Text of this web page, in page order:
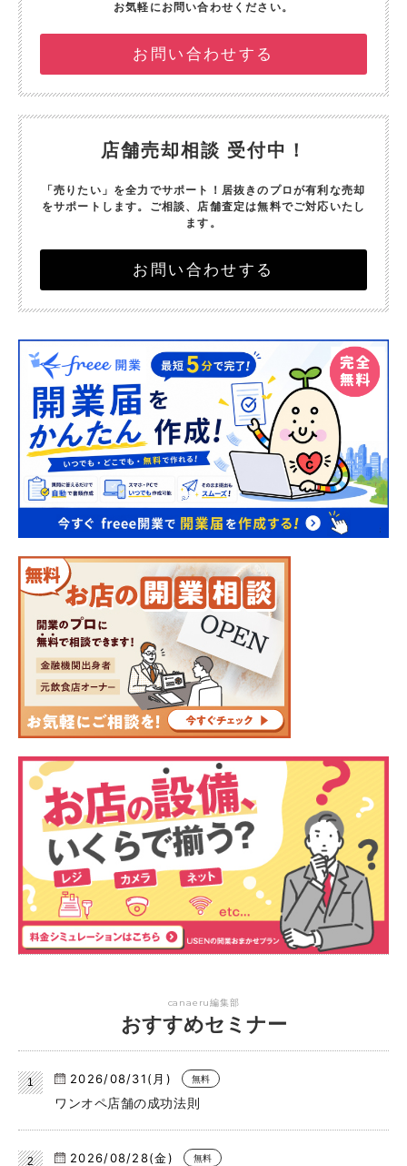
お気軽にお問い合わせください。
お問い合わせする
店舗売却相談 受付中！
「売りたい」を全力でサポート！ 居抜きのプロが有利な売却
をサポートします。 ご相談、店舗査定は無料でご対応いたし
ます。
お問い合わせする
canaeru編集部
おすすめセミナー
2026/08/31(月) 無料
ワンオペ店舗の成功法則
2026/08/28(金) 無料